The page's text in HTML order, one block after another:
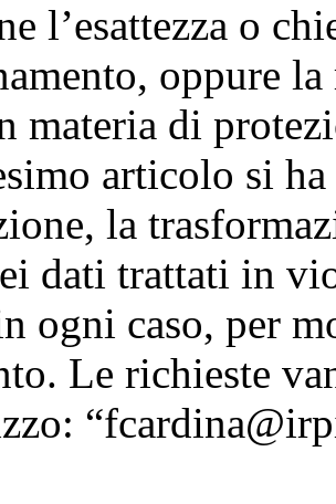
l’esattezza o
oppure
materia di
articolo si
la
dati trattati in
ogni caso, per
Le richieste